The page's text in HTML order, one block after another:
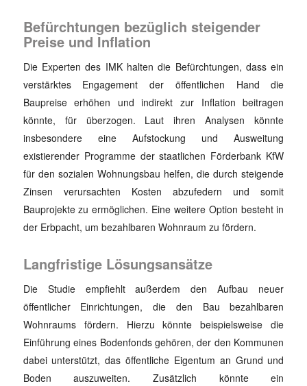
Befürchtungen bezüglich steigender
Preise und Inflation
Die Experten des IMK halten die Befürchtungen, dass ein
verstärktes Engagement der öffentlichen Hand die
Baupreise erhöhen und indirekt zur Inflation beitragen
könnte, für überzogen. Laut ihren Analysen könnte
insbesondere eine Aufstockung und Ausweitung
existierender Programme der staatlichen Förderbank KfW
für den sozialen Wohnungsbau helfen, die durch steigende
Zinsen verursachten Kosten abzufedern und somit
Bauprojekte zu ermöglichen. Eine weitere Option besteht in
der Erbpacht, um bezahlbaren Wohnraum zu fördern.
Langfristige Lösungsansätze
Die Studie empfiehlt außerdem den Aufbau neuer
öffentlicher Einrichtungen, die den Bau bezahlbaren
Wohnraums fördern. Hierzu könnte beispielsweise die
Einführung eines Bodenfonds gehören, der den Kommunen
dabei unterstützt, das öffentliche Eigentum an Grund und
Boden auszuweiten. Zusätzlich könnte ein